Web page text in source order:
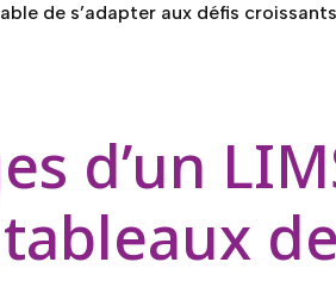
de s’adapter aux défis
d’un